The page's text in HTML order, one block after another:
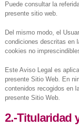
Puede consultar la
presente sitio web.
Del mismo modo, el
condiciones descritas en
cookies no
Este Aviso Legal es
presente Sitio Web. En
contenidos recogidos en
presente Sitio Web.
2.-Titularidad